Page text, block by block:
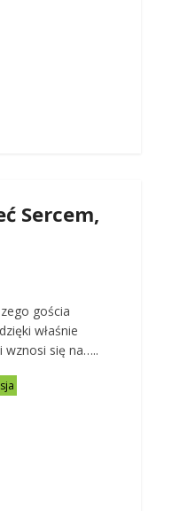
Sercem,
gościa
właśnie
wznosi się na…..